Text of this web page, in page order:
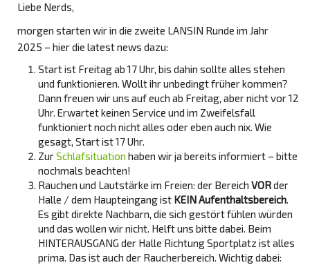
Liebe Nerds,
morgen starten wir in die zweite LANSIN Runde im Jahr
2025 – hier die latest news dazu:
Start ist Freitag ab 17 Uhr, bis dahin sollte alles stehen
und funktionieren. Wollt ihr unbedingt früher kommen?
Dann freuen wir uns auf euch ab Freitag, aber nicht vor 12
Uhr. Erwartet keinen Service und im Zweifelsfall
funktioniert noch nicht alles oder eben auch nix. Wie
gesagt, Start ist 17 Uhr.
ZurSchlafsituation haben wir ja bereits informiert – bitte
nochmals beachten!
Rauchen und Lautstärke im Freien: der Bereich VORder
Halle / dem Haupteingang ist KEIN Aufenthaltsbereich.
Es gibt direkte Nachbarn, die sich gestört fühlen würden
und das wollen wir nicht. Helft uns bitte dabei. Beim
HINTERAUSGANG der Halle Richtung Sportplatz ist alles
prima. Das ist auch der Raucherbereich. Wichtig dabei: